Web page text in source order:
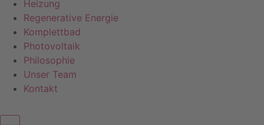
Heizung
Regenerative Energie
Komplettbad
Photovoltaik
Philosophie
Unser Team
Kontakt